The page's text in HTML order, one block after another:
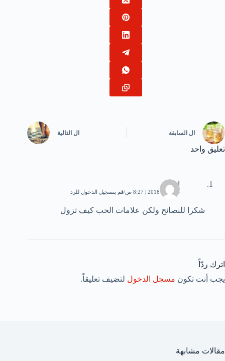
ال السابقة ال التالية
تعليق واحد
امان
24 يناير، 2018 | 8:27 ص قم بتسجيل الدخول للرد
شكرا للنصائح ولكن علامات الحب كيف تزول
اترك ردّاً
يجب أنت تكون مسجل الدخول لتضيف تعليقاً.
مقالات مشابهة